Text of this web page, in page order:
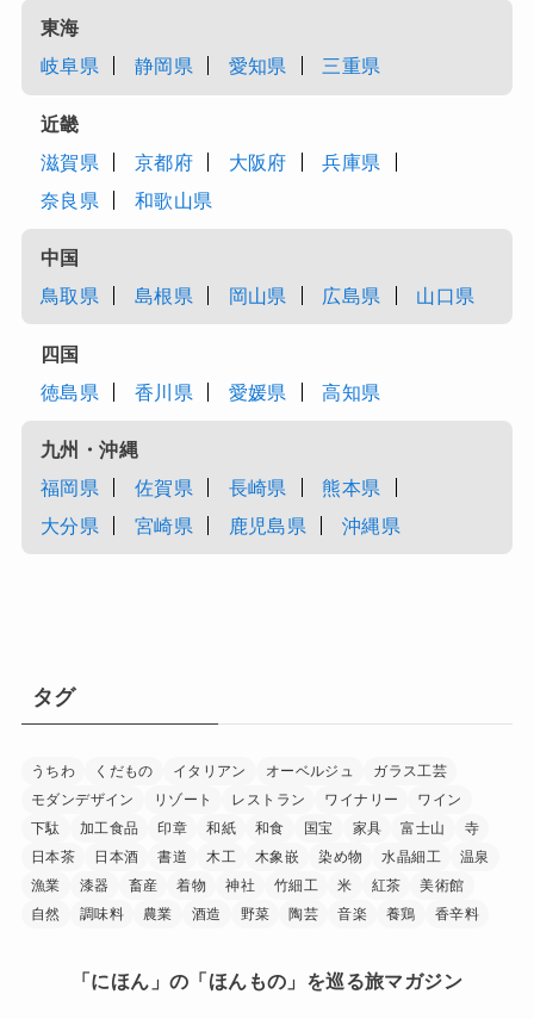
東海
岐阜県
静岡県 愛知県 三重県
近畿
滋賀県
京都府 大阪府
兵庫県
奈良県
和歌山県
中国
鳥取県
島根県 岡山県 広島県 山口県
四国
徳島県
香川県 愛媛県 高知県
九州・沖縄
福岡県
佐賀県 長崎県
熊本県
大分県
宮崎県 鹿児島県 沖縄県
タグ
うちわ くだもの イタリアン オーベルジュ
ガラス工芸
モダンデザイン
リゾート レストラン ワイナリー
ワイン
下駄
加工食品 印章 和紙 和食 国宝 家具 富士山
寺
日本茶
日本酒 書道 木工 木象嵌 染め物 水晶細工
温泉
漁業
漆器 畜産 着物 神社 竹細工 米 紅茶
美術館
自然
調味料 農業 酒造 野菜 陶芸 音楽 養鶏 香辛料
「にほん」の「ほんもの」を巡る旅マガジン